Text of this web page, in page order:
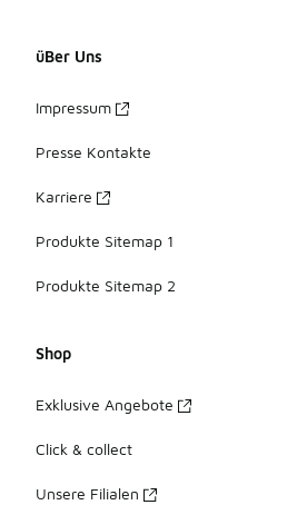
üBer Uns
Impressum
Presse Kontakte
Karriere
Produkte Sitemap 1
Produkte Sitemap 2
Shop
Exklusive Angebote
Click & collect
Unsere Filialen